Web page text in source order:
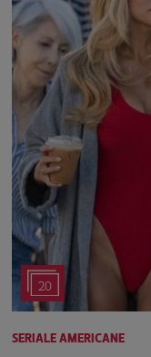
20
SERIALE AMERICANE